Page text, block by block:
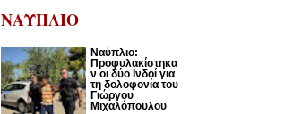
ΝΑΥΠΛΙΟ
Ναύπλιο:
Προφυλακίστηκα
ν οι δύο Ινδοί για
τη δολοφονία του
Γιώργου
Μιχαλόπουλου